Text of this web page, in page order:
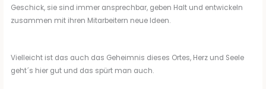
Geschick, sie sind immer ansprechbar, geben Halt und entwickeln
zusammen mit ihren Mitarbeitern neue Ideen.
Vielleicht ist das auch das Geheimnis dieses Ortes, Herz und Seele
geht´s hier gut und das spürt man auch.